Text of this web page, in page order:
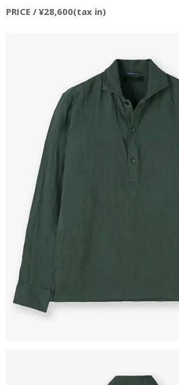
PRICE / ¥28,600(tax in)